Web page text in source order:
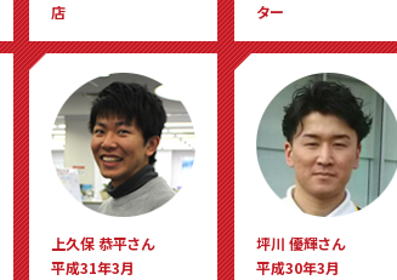
店
ター
上久保 恭平さん
平成31年3月
坪川 優輝さん
平成30年3月